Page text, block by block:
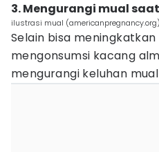
3. Mengurangi mual
ilustrasi mual (americanpregnancy.org)
Selain bisa
mengonsumsi kacang
mengurangi keluhan